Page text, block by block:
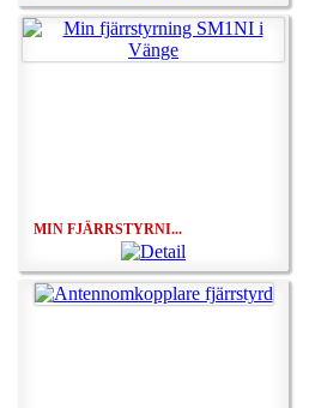
MIN FJÄRRSTYRNI...